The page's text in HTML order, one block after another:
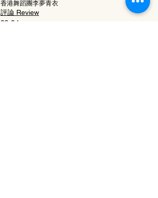
香港舞蹈團李夢青衣
評論 Review
23-2 Issue